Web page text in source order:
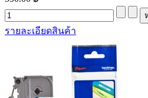
รายละเอียดสินค้า